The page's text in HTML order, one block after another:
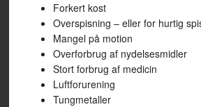
Forkert kost
Overspisning – eller for hurtig
Mangel på motion
Overforbrug af nydelsesmidler
Stort forbrug af medicin
Luftforurening
Tungmetaller